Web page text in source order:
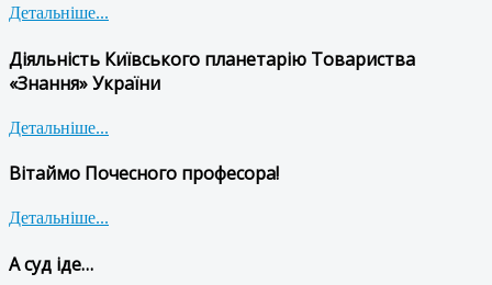
Детальніше...
Діяльність Київського планетарію Товариства
«Знання» України
Детальніше...
Вітаймо Почесного професора!
Детальніше...
А суд іде…